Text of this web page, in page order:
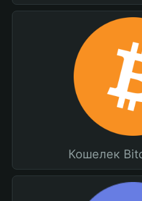
Кошелек